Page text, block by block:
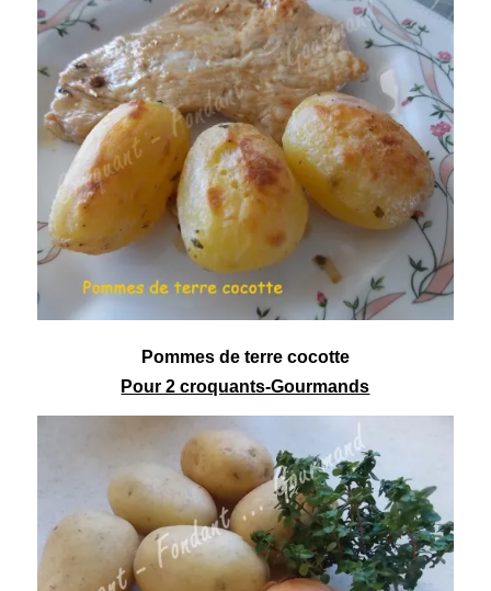
Pommes de terre cocotte
Pour 2 croquants-Gourmands